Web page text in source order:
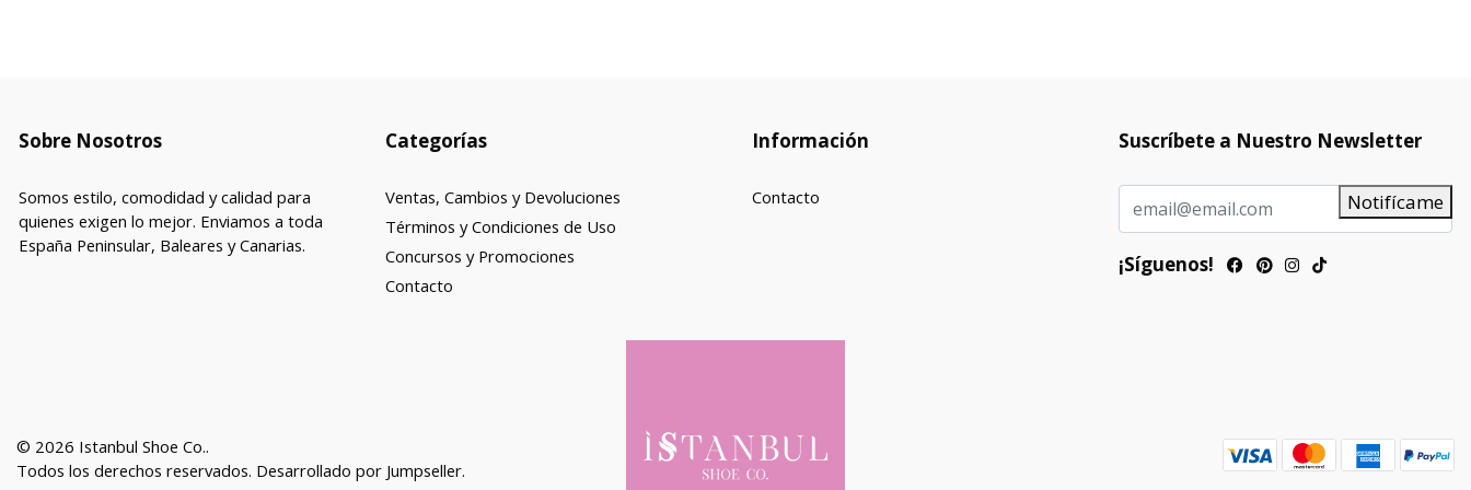
Sobre Nosotros
Somos estilo, comodidad y calidad para
quienes exigen lo mejor. Enviamos a toda
España Peninsular, Baleares y Canarias.
Categorías
Ventas, Cambios y Devoluciones
Términos y Condiciones de Uso
Concursos y Promociones
Contacto
Información
Contacto
Suscríbete a Nuestro Newsletter
Notifícame
¡Síguenos!
© 2026 Istanbul Shoe Co..
Todos los derechos reservados. Desarrollado por Jumpseller.